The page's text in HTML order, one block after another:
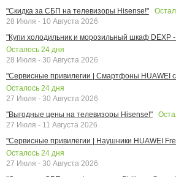
"Скидка за СБП на телевизоры Hisense!"
28 Июля - 10 Августа 2026
"Купи холодильник и морозильный шкаф DEXP -
Осталось 24 дня
28 Июля - 30 Августа 2026
"Сервисные привилегии | Смартфоны HUAWEI
Осталось 24 дня
27 Июля - 30 Августа 2026
"Выгодные цены на телевизоры Hisense!"
27 Июля - 11 Августа 2026
"Сервисные привилегии | Наушники HUAWEI
Осталось 24 дня
27 Июля - 30 Августа 2026